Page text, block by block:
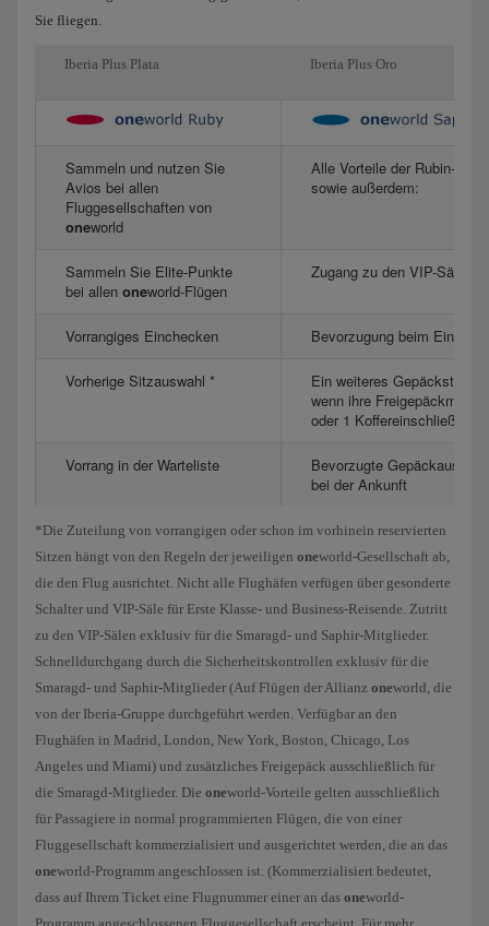
Sie fliegen.
Iberia Plus Plata Iberia Plus Oro
Sammeln und nutzen Sie
Avios bei allen
Fluggesellschaften von
oneworld
Alle Vorteile der Rubin-
sowie außerdem:
Sammeln Sie Elite-Punkte
bei allenoneworld-Flügen
Zugang zu den VIP-Sälen
Vorrangiges Einchecken Bevorzugung beim
Vorherige Sitzauswahl *
Ein weiteres Gepäckstück,
wenn ihre
oder 1 Koffereinschließt
Vorrang in der Warteliste
Bevorzugte
bei der Ankunft
*Die Zuteilung von vorrangigen oder schon im vorhinein reservierten
Sitzen hängt von den Regeln der jeweiligen oneworld-Gesellschaft ab,
die den Flug ausrichtet. Nicht alle Flughäfen verfügen über gesonderte
Schalter und VIP-Säle für Erste Klasse- und Business-Reisende. Zutritt
zu den VIP-Sälen exklusiv für die Smaragd- und Saphir-Mitglieder.
Schnelldurchgang durch die Sicherheitskontrollen exklusiv für die
Smaragd- und Saphir-Mitglieder (Auf Flügen der Allianz oneworld, die
von der Iberia-Gruppe durchgeführt werden. Verfügbar an den
Flughäfen in Madrid, London, New York, Boston, Chicago, Los
Angeles und Miami) und zusätzliches Freigepäck ausschließlich für
die Smaragd-Mitglieder. Die oneworld-Vorteile gelten ausschließlich
für Passagiere in normal programmierten Flügen, die von einer
Fluggesellschaft kommerzialisiert und ausgerichtet werden, die an das
oneworld-Programm angeschlossen ist. (Kommerzialisiert bedeutet,
dass auf Ihrem Ticket eine Flugnummer einer an das oneworld-